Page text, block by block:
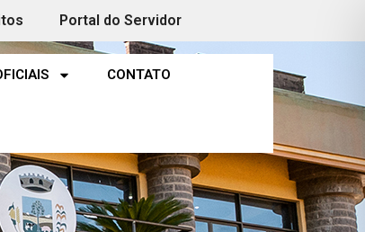
Portal do Servidor
CONTATO